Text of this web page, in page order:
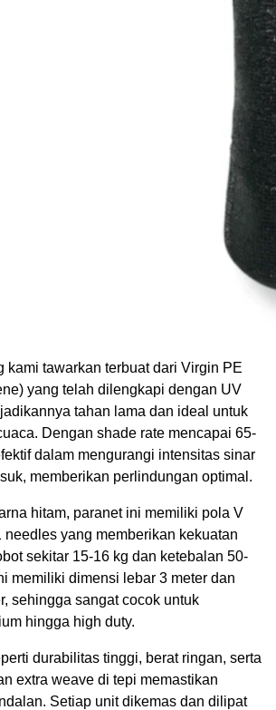
kami tawarkan terbuat dari Virgin PE
yang telah dilengkapi dengan UV
tahan lama dan ideal untuk
Dengan shade rate mencapai 65-
dalam mengurangi intensitas sinar
memberikan perlindungan optimal.
hitam, paranet ini memiliki pola V
needles yang memberikan kekuatan
sekitar 15-16 kg dan ketebalan 50-
memiliki dimensi lebar 3 meter dan
sehingga sangat cocok untuk
hingga high duty.
durabilitas tinggi, berat ringan, serta
extra weave di tepi memastikan
Setiap unit dikemas dan dilipat